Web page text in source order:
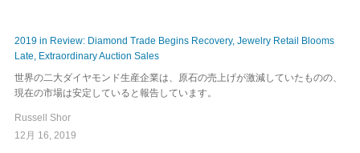
2019 in Review: Diamond Trade Begins Recovery, Jewelry Retail Blooms
Late, Extraordinary Auction Sales
世界の二大ダイヤモンド生産企業は、原石の売上げが激減していたものの、
現在の市場は安定していると報告しています。
Russell Shor
12月 16, 2019